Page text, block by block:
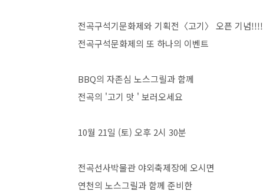
전곡구석기문화제와 기획전〈고기〉 오픈 기념!!!!
전곡구석문화제의 또 하나의 이벤트
BBQ의 자존심 노스그릴과 함께
전곡의 '고기 맛 ' 보러오세요
10월 21일 (토) 오후 2시 30분
전곡선사박물관 야외축제장에 오시면
연천의 노스그릴과 함께 준비한